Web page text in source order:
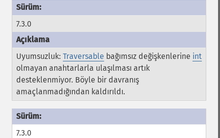
7.3.0
Uyumsuzluk: Traversable bağımsız değişkenlerine int
olmayan anahtarlarla ulaşılması artık
desteklenmiyor. Böyle bir davranış
amaçlanmadığından kaldırıldı.
7.3.0